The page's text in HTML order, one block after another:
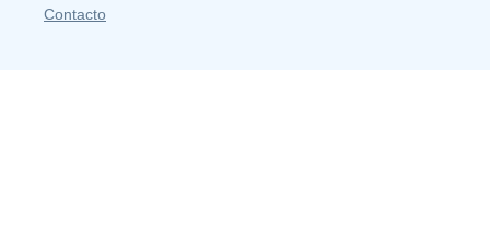
Contacto